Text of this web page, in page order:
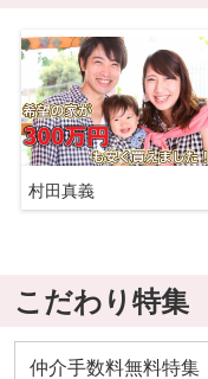
村田真義
こだわり特集
仲介手数料無料特集